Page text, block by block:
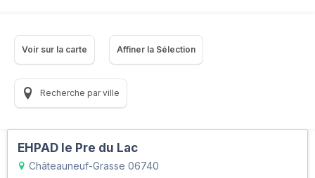
Voir sur la carte Affiner la Sélection
Recherche par ville
EHPAD le Pre du Lac
Châteauneuf-Grasse 06740